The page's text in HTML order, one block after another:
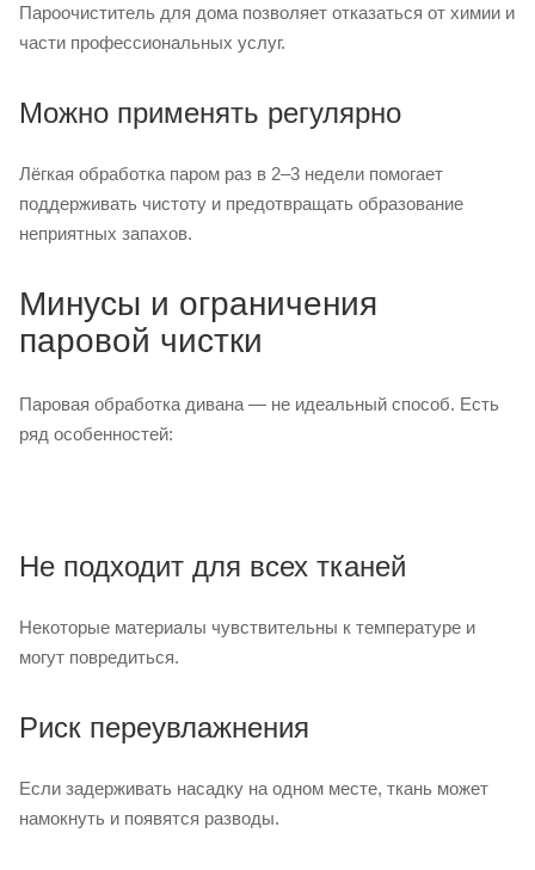
Пароочиститель для дома позволяет отказаться от химии и
части профессиональных услуг.
Можно применять регулярно
Лёгкая обработка паром раз в 2–3 недели помогает
поддерживать чистоту и предотвращать образование
неприятных запахов.
Минусы и ограничения
паровой чистки
Паровая обработка дивана — не идеальный способ. Есть
ряд особенностей:
Не подходит для всех тканей
Некоторые материалы чувствительны к температуре и
могут повредиться.
Риск переувлажнения
Если задерживать насадку на одном месте, ткань может
намокнуть и появятся разводы.